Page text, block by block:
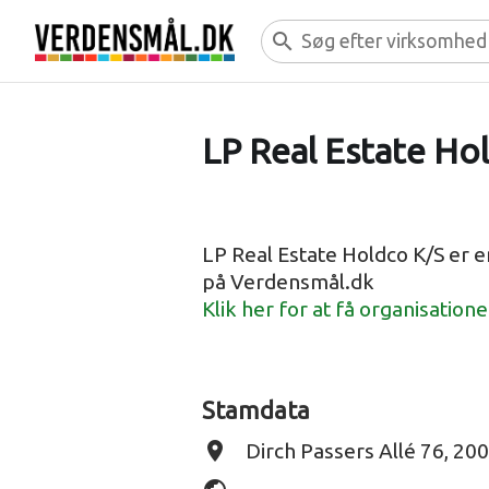
search
LP Real Estate
LP Real Estate Holdco K/S er
på Verdensmål.dk
Klik her for at få
Stamdata
place Dirch Passers Allé 76,